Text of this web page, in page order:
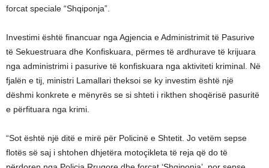
forcat speciale “Shqiponja”.
Investimi është financuar nga Agjencia e Administrimit të Pasurive
të Sekuestruara dhe Konfiskuara, përmes të ardhurave të krijuara
nga administrimi i pasurive të konfiskuara nga aktiviteti kriminal. Në
fjalën e tij, ministri Lamallari theksoi se ky investim është një
dëshmi konkrete e mënyrës se si shteti i rikthen shoqërisë pasuritë
e përfituara nga krimi.
“Sot është një ditë e mirë për Policinë e Shtetit. Jo vetëm sepse
flotës së saj i shtohen dhjetëra motoçikleta të reja që do të